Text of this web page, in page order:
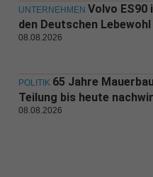
UNTERNEHMEN Volvo ES90
den Deutschen
08.08.2026
POLITIK 65 Jahre
Teilung bis heute
08.08.2026